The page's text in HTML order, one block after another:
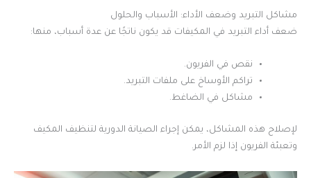
مشاكل التبريد وضعف الأداء: الأسباب والحلول
ضعف أداء التبريد في المكيفات قد يكون ناتجًا عن عدة أسباب، منها:
نقص في الفريون.
تراكم الأوساخ على ملفات التبريد.
مشاكل في الضاغط.
لإصلاح هذه المشاكل، يمكن إجراء الصيانة الدورية لتنظيف المكيف
وتعبئة الفريون إذا لزم الأمر.